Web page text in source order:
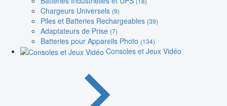
Chargeurs Universels (9)
Piles et Batteries Rechargeables (39)
Adaptateurs de Prise (7)
Batteries pour Appareils Photo (134)
Consoles et Jeux Vidéo